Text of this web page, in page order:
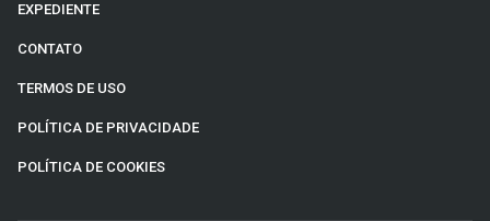
EXPEDIENTE
CONTATO
TERMOS DE USO
POLÍTICA DE PRIVACIDADE
POLÍTICA DE COOKIES